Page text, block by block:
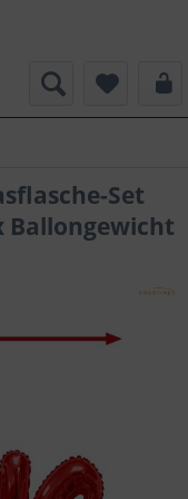
Set
Ballongewicht